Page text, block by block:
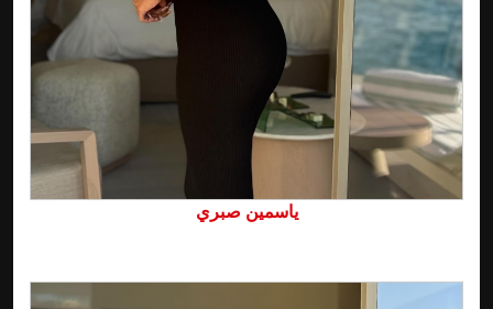
ياسمين صبري